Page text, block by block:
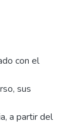
con el
sus
a partir del